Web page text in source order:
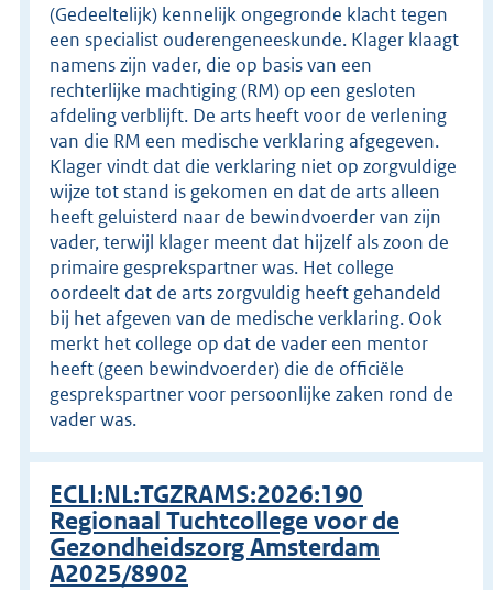
(Gedeeltelijk) kennelijk ongegronde klacht tegen
een specialist ouderengeneeskunde. Klager klaagt
namens zijn vader, die op basis van een
rechterlijke machtiging (RM) op een gesloten
afdeling verblijft. De arts heeft voor de verlening
van die RM een medische verklaring afgegeven.
Klager vindt dat die verklaring niet op zorgvuldige
wijze tot stand is gekomen en dat de arts alleen
heeft geluisterd naar de bewindvoerder van zijn
vader, terwijl klager meent dat hijzelf als zoon de
primaire gesprekspartner was. Het college
oordeelt dat de arts zorgvuldig heeft gehandeld
bij het afgeven van de medische verklaring. Ook
merkt het college op dat de vader een mentor
heeft (geen bewindvoerder) die de officiële
gesprekspartner voor persoonlijke zaken rond de
vader was.
ECLI:NL:TGZRAMS:2026:190
Regionaal Tuchtcollege voor de
Gezondheidszorg Amsterdam
A2025/8902